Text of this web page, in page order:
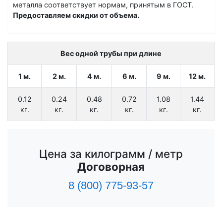
металла соответствует нормам, принятым в ГОСТ.
Предоставляем скидки от объема.
Вес одной трубы при длине
1 м. 2 м. 4 м. 6 м. 9 м. 12 м.
0.12
кг.
0.24
кг.
0.48
кг.
0.72
кг.
1.08
кг.
1.44
кг.
Цена за килограмм / метр
Договорная
8 (800) 775-93-57